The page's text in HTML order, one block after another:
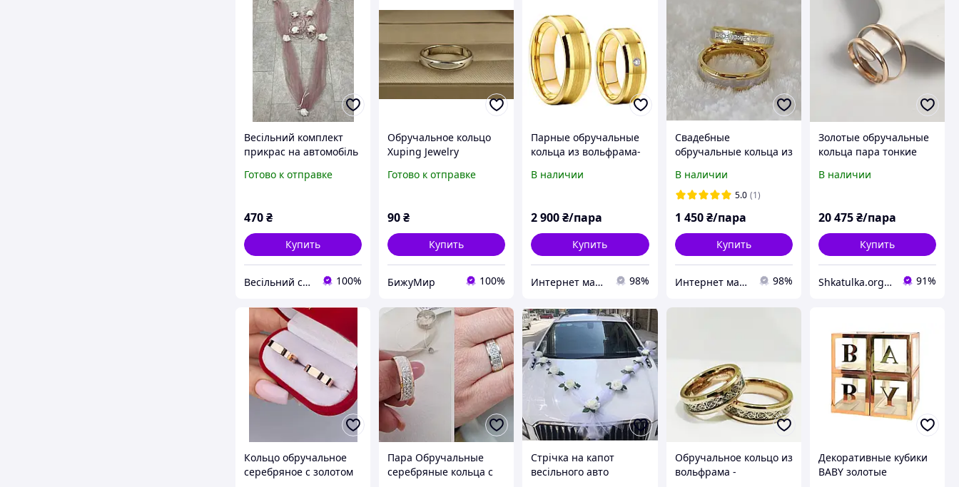
Весільний комплект
прикрас на автомобіль
Стрічка фатинова +
Готово к отправке
470₴
Купить
Весільний салон «Ніколь» 100%
Обручальное кольцо
Xuping Jewelry
серебристое
Готово к отправке
90₴
Купить
БижуМир 100%
Парные обручальные
кольца из вольфрама-
пара(оригинал)
В наличии
2 900₴/пара
Купить
Интернет магазин "Style-XX-Shop" 98%
Свадебные
обручальные кольца из
(американка)
В наличии
5.0 (1)
1 450 ₴/пара
Купить
Интернет магазин "Style-XX-Shop" 98%
Золотые обручальные
кольца пара тонкие
В наличии
20 475₴/пара
Купить
Shkatulka.org - великий ювелірний маркет для всієї родини! 91%
Кольцо обручальное
серебряное с золотом
Пара Обручальные
серебряные кольца с
Стрічка на капот
весільного авто
Обручальное кольцо из
вольфрама -
Декоративные кубики
BABY золотые